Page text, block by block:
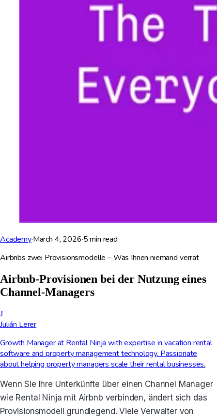
Academy·March 4, 2026·5min read
Airbnbs zwei Provisionsmodelle – Was Ihnen niemand verrät
Airbnb-Provisionen bei der Nutzung eines
Channel-Managers
J
Julián Lerer
Growth Manager at Rental Ninja with expertise in vacation rental
software and property management technology. Passionate
about helping property managers scale their rental businesses.
Wenn Sie Ihre Unterkünfte über einen Channel Manager
wie Rental Ninja mit Airbnb verbinden, ändert sich das
Provisionsmodell grundlegend. Viele Verwalter von